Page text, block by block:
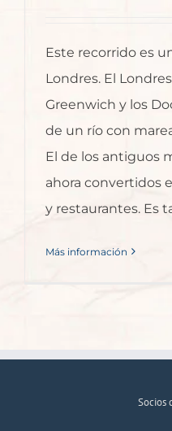
Este recorrido es
Londres. El
Greenwich y los
de un río con
El de los antiguos
ahora convertidos
y restaurantes. Es
Más información
Socios